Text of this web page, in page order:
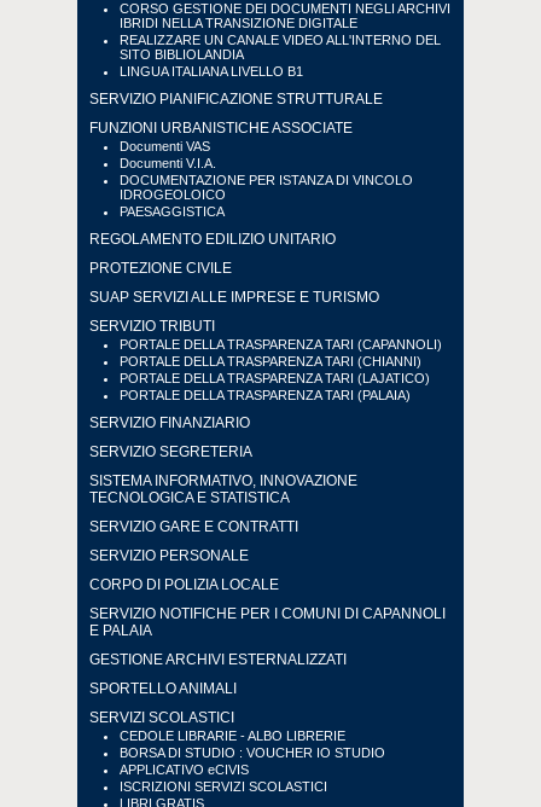
CORSO GESTIONE DEI DOCUMENTI NEGLI ARCHIVI
IBRIDI NELLA TRANSIZIONE DIGITALE
REALIZZARE UN CANALE VIDEO ALL'INTERNO DEL
SITO BIBLIOLANDIA
LINGUA ITALIANA LIVELLO B1
SERVIZIO PIANIFICAZIONE STRUTTURALE
FUNZIONI URBANISTICHE ASSOCIATE
Documenti VAS
Documenti V.I.A.
DOCUMENTAZIONE PER ISTANZA DI VINCOLO
IDROGEOLOICO
PAESAGGISTICA
REGOLAMENTO EDILIZIO UNITARIO
PROTEZIONE CIVILE
SUAP SERVIZI ALLE IMPRESE E TURISMO
SERVIZIO TRIBUTI
PORTALE DELLA TRASPARENZA TARI (CAPANNOLI)
PORTALE DELLA TRASPARENZA TARI (CHIANNI)
PORTALE DELLA TRASPARENZA TARI (LAJATICO)
PORTALE DELLA TRASPARENZA TARI (PALAIA)
SERVIZIO FINANZIARIO
SERVIZIO SEGRETERIA
SISTEMA INFORMATIVO, INNOVAZIONE
TECNOLOGICA E STATISTICA
SERVIZIO GARE E CONTRATTI
SERVIZIO PERSONALE
CORPO DI POLIZIA LOCALE
SERVIZIO NOTIFICHE PER I COMUNI DI CAPANNOLI
E PALAIA
GESTIONE ARCHIVI ESTERNALIZZATI
SPORTELLO ANIMALI
SERVIZI SCOLASTICI
CEDOLE LIBRARIE - ALBO LIBRERIE
BORSA DI STUDIO : VOUCHER IO STUDIO
APPLICATIVO eCIVIS
ISCRIZIONI SERVIZI SCOLASTICI
LIBRI GRATIS